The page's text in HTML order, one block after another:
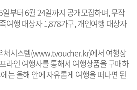
부터 6월 24일까지 공개모집하며, 무작
여행 대상자 1,878가구, 개인여행 대상자
처시스템(www.tvoucher.kr)에서 여행상
라인 여행사를 통해서 여행상품을 구매하
는 올해 안에 자유롭게 여행을 떠나면 된